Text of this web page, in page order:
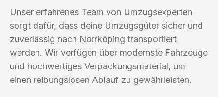
Unser erfahrenes Team von Umzugsexperten
sorgt dafür, dass deine Umzugsgüter sicher und
zuverlässig nach Norrköping transportiert
werden. Wir verfügen über modernste Fahrzeuge
und hochwertiges Verpackungsmaterial, um
einen reibungslosen Ablauf zu gewährleisten.